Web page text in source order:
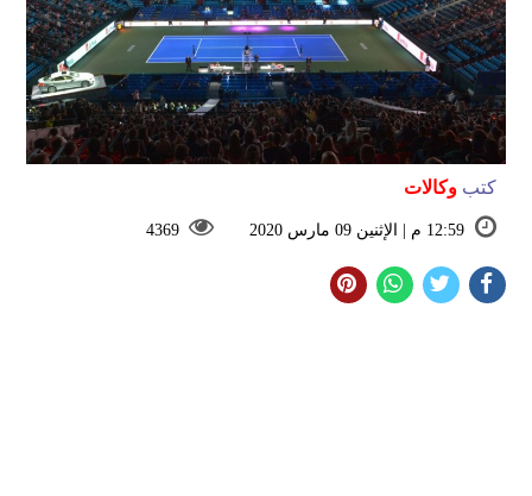
كتب وكالات
12:59 م | الإثنين 09 مارس 2020 4369